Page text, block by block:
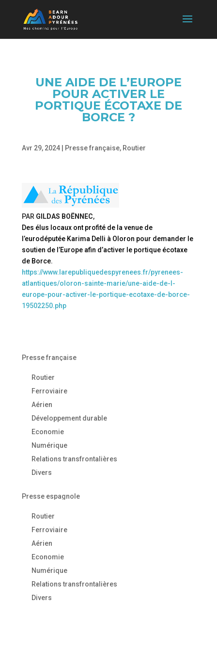
UNE AIDE DE L’EUROPE
POUR ACTIVER LE
PORTIQUE ÉCOTAXE DE
BORCE ?
Avr 29, 2024| Presse française, Routier
PAR GILDAS BOËNNEC,
Des élus locaux ont profité de la venue de
l’eurodéputée Karima Delli à Oloron pour demander le
soutien de l’Europe afin d’activer le portique écotaxe
de Borce.
https://www.larepubliquedespyrenees.fr/pyrenees-
atlantiques/oloron-sainte-marie/une-aide-de-l-
europe-pour-activer-le-portique-ecotaxe-de-borce-
19502250.php
Presse française
Routier
Ferroviaire
Aérien
Développement durable
Economie
Numérique
Relations transfrontalières
Divers
Presse espagnole
Routier
Ferroviaire
Aérien
Economie
Numérique
Relations transfrontalières
Divers